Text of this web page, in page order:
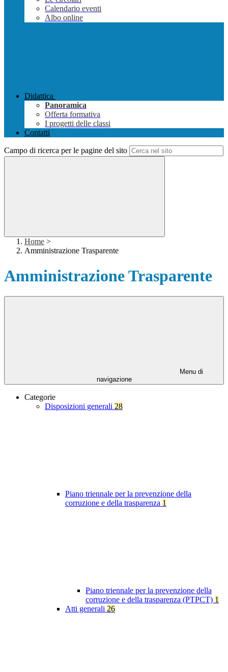
Calendario eventi
Albo online
Didattica
Panoramica
Offerta formativa
I progetti delle classi
Contatti
Campo di ricerca per le pagine del sito
Home >
Amministrazione Trasparente
Amministrazione Trasparente
Menu di
navigazione
Categorie
Disposizioni generali 28
Piano triennale per la prevenzione della
corruzione e della trasparenza 1
Piano triennale per la prevenzione della
corruzione e della trasparenza (PTPCT) 1
Atti generali 26